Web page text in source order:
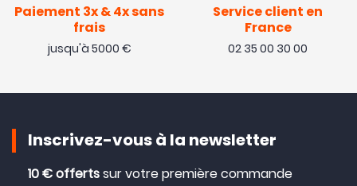
Paiement 3x & 4x sans
frais
jusqu'à 5000 €
Service client en
France
02 35 00 30 00
Inscrivez-vous à la newsletter
10 € offertssur votre première commande